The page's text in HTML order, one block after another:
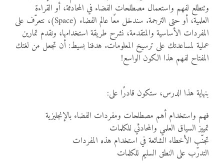
وتتطلع لفهم واستعمال مصطلحات الفضاء في المحادثة، أو القراءة
العلمية، أو حتى الترجمة. سندخل معًا عالم الفضاء (Space)، نتعرّف على
المفردات الأساسية والمتقدمة، نشرح طريقة استخدامها، ونقدم تمارين
عملية لمساعدتك على ترسيخ المعلومات. هدفنا بسيط: أن تجعل من لغتك
المفتاح لفهم هذا الكون الواسع!
بنهاية هذا الدرس، ستكون قادرًا على:
فهم واستخدام أهم مصطلحات ومفردات الفضاء بالإنجليزية
تمييز السياق العلمي والمحادثي للكلمات
تجنّب الأخطاء الشائعة في استخدام هذه المفردات
التدرّب على النطق السليم للكلمات